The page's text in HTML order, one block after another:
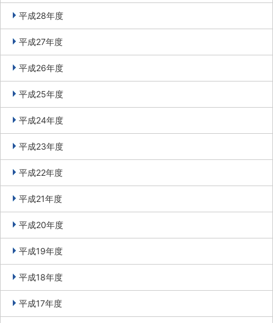
平成28年度
平成27年度
平成26年度
平成25年度
平成24年度
平成23年度
平成22年度
平成21年度
平成20年度
平成19年度
平成18年度
平成17年度